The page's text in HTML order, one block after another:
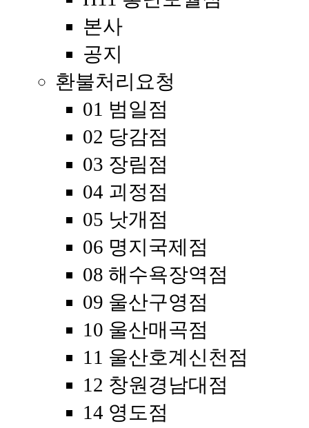
본사
공지
환불처리요청
01 범일점
02 당감점
03 장림점
04 괴정점
05 낫개점
06 명지국제점
08 해수욕장역점
09 울산구영점
10 울산매곡점
11 울산호계신천점
12 창원경남대점
14 영도점